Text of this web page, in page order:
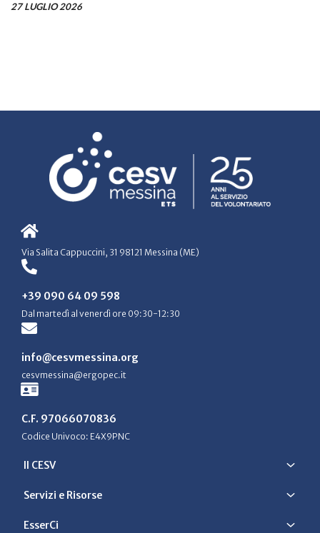
27 LUGLIO 2026
Via Salita Cappuccini, 31 98121 Messina (ME)
+39 090 64 09 598
Dal martedì al venerdì ore 09:30-12:30
info@cesvmessina.org
cesvmessina@ergopec.it
C.F. 97066070836
Codice Univoco: E4X9PNC
Il CESV
Servizi e Risorse
EsserCi